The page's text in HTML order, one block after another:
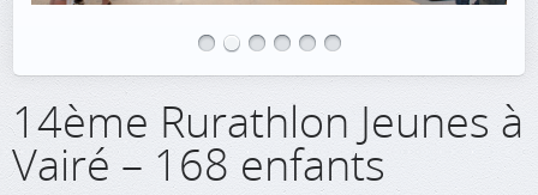
14ème Rurathlon Jeunes à
Vairé – 168 enfants